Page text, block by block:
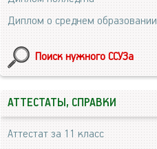
Диплом о среднем образовании
Поиск нужного ССУЗа
АТТЕСТАТЫ, СПРАВКИ
Аттестат за 11 класс